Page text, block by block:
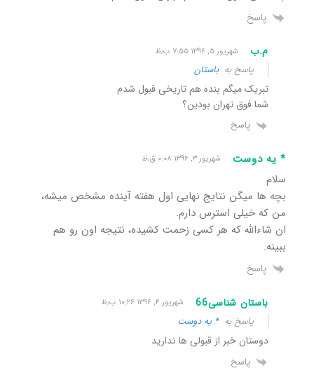
پاسخ
م.ب شهریور ۵, ۱۳۹۶ ۷:۵۵ ب٫ظ
پاسخ بهباستان
تبریک میگم بنده هم تاریخی قبول شدم
شما فوق تهران بودین؟
پاسخ
* یه دوست شهریور ۳, ۱۳۹۶ ۰:۰۸ ق٫ظ
سلام
بچه ها میگن نتایج نهایی اول هفته آینده مشخص میشه،
من که خیلی استرس دارم.
ان شاءالله که هر کسی زحمت کشیده، نتیجه اون رو هم
ببینه.
پاسخ
باستان شناسی66 شهریور ۴, ۱۳۹۶ ۱۰:۲۶ ب٫ظ
پاسخ به* یه دوست
دوستان خبر از قبولی ها ندارید
پاسخ